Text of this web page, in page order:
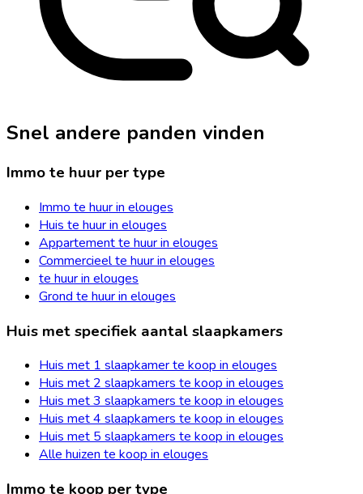
Snel andere panden vinden
Immo te huur per type
Immo te huur in elouges
Huis te huur in elouges
Appartement te huur in elouges
Commercieel te huur in elouges
te huur in elouges
Grond te huur in elouges
Huis met specifiek aantal slaapkamers
Huis met 1 slaapkamer te koop in elouges
Huis met 2 slaapkamers te koop in elouges
Huis met 3 slaapkamers te koop in elouges
Huis met 4 slaapkamers te koop in elouges
Huis met 5 slaapkamers te koop in elouges
Alle huizen te koop in elouges
Immo te koop per type